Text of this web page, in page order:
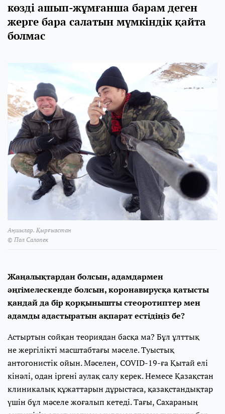
көзді ашып-жұмғанша барам деген
жерге бара салатын мүмкіндік қайта
болмас
Аңшылар. Қырғызстан
© Пол Салопек
Жаңалықтардан болсын, адамдармен
әңгімелескенде болсын, коронавирусқа қатысты
қандай да бір қорқынышты стеоротиптер мен
адамды адастыратын ақпарат естідіңіз бе?
Астыртын сойқан теориядан басқа ма? Бұл ұлттық
не жергілікті масштабтағы мәселе. Туыстық
антогонистік ойын. Мәселен, COVID-19-ға Қытай елі
кінәлі, одан іргені аулақ салу керек. Немесе Қазақстан
клиникалық құжаттарын дұрыстаса, қазақстандықтар
үшін бұл мәселе жоғалып кетеді. Тағы, Сахараның